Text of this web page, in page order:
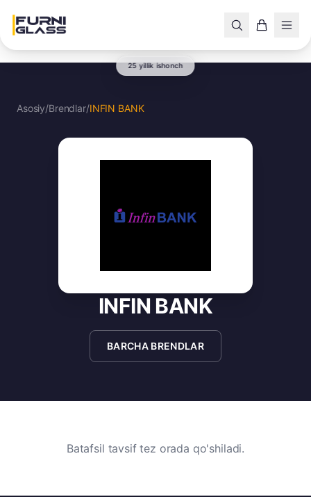
25 yillik ishonch
Asosiy/Brendlar/INFIN BANK
INFIN BANK
BARCHA BRENDLAR
Batafsil tavsif tez orada qo'shiladi.